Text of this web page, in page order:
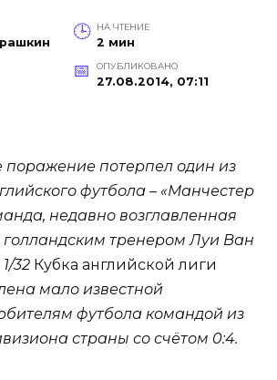
НА ЧТЕНИЕ
2 мин
ОПУБЛИКОВАНО
27.08.2014, 07:11
поражение потерпел один из
футбола – «Манчестер
недавно возглавленная
тренером Луи Ван
32 Кубка английской лиги
мало известной
футбола командой из
страны со счётом 0:4.